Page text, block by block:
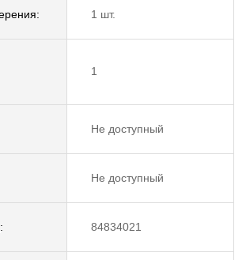
1 шт.
1
Не доступный
Не доступный
84834021